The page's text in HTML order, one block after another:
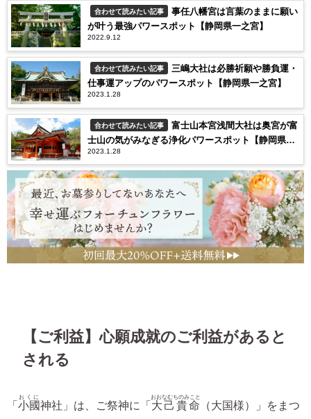
合わせて読みたい記事
事任八幡宮は言葉のままに願い
が叶う最強パワースポット【静岡県一之宮】
2022.9.12
合わせて読みたい記事
三嶋大社は必勝祈願や勝負運・
仕事運アップのパワースポット【静岡県一之宮】
2023.1.28
合わせて読みたい記事
富士山本宮浅間大社は奥宮が富
士山の気がみなぎる浄化パワースポット【静岡県一
之宮】
2023.1.28
【ご利益】心願成就のご利益があると
される
「 小國
おくに
神社」は、ご祭神に「 大己貴命
おおなむちのみこと
（大国様）」をまつ